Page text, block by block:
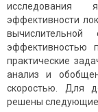
исследования
эффективности
эффективностью
практические
анализ и
скоростью. Для
решены следующие